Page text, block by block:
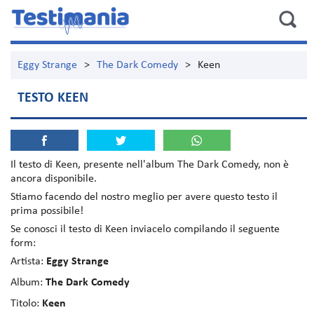
Eggy Strange > The Dark Comedy > Keen
TESTO KEEN
Il testo di Keen, presente nell'album The Dark Comedy, non è
ancora disponibile.
Stiamo facendo del nostro meglio per avere questo testo il
prima possibile!
Se conosci il testo di Keen inviacelo compilando il seguente
form:
Artista: Eggy Strange
Album: The Dark Comedy
Titolo: Keen